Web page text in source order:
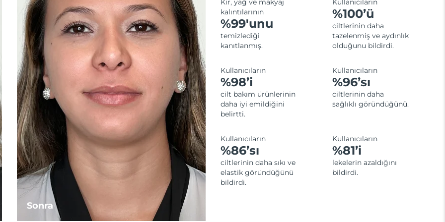
Sonra
Kir, yağ ve makyaj
kalıntılarının
%99'unu
temizlediği
kanıtlanmış.
Kullanıcıların
%100’ü
ciltlerinin daha
tazelenmiş ve aydınlık
olduğunu bildirdi.
Kullanıcıların
%98’i
cilt bakım ürünlerinin
daha iyi emildiğini
belirtti.
Kullanıcıların
%96’sı
ciltlerinin daha
sağlıklı göründüğünü.
Kullanıcıların
%86’sı
ciltlerinin daha sıkı ve
elastik göründüğünü
bildirdi.
Kullanıcıların
%81’i
lekelerin azaldığını
bildirdi.